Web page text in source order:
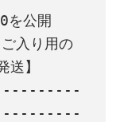
を公開
入り用の
】